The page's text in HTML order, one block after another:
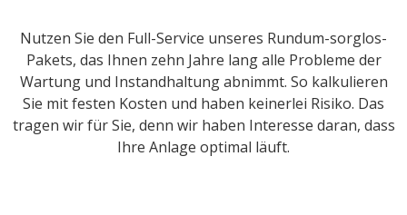
Nutzen Sie den Full-Service unseres Rundum-sorglos-
Pakets, das Ihnen zehn Jahre lang alle Probleme der
Wartung und Instandhaltung abnimmt. So kalkulieren
Sie mit festen Kosten und haben keinerlei Risiko. Das
tragen wir für Sie, denn wir haben Interesse daran, dass
Ihre Anlage optimal läuft.